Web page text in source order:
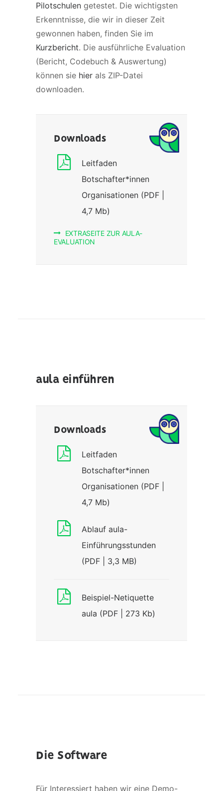
Pilotschulen getestet. Die wichtigsten
Erkenntnisse, die wir in dieser Zeit
gewonnen haben, finden Sie im
Kurzbericht. Die ausführliche Evaluation
(Bericht, Codebuch & Auswertung)
können sie hier als ZIP-Datei
downloaden.
Downloads
Leitfaden
Botschafter*innen
Organisationen (PDF |
4,7 Mb)
EXTRASEITE ZUR AULA-
EVALUATION
aula einführen
Downloads
Leitfaden
Botschafter*innen
Organisationen (PDF |
4,7 Mb)
Ablauf aula-
Einführungsstunden
(PDF | 3,3 MB)
Beispiel-Netiquette
aula (PDF | 273 Kb)
Die Software
Für Interessiert haben wir eine Demo-